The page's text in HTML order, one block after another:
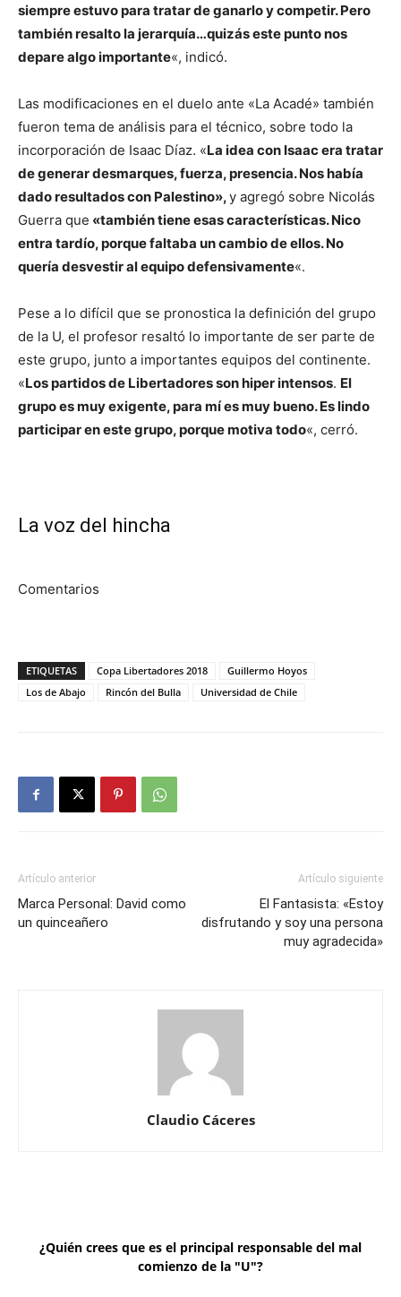
siempre estuvo para tratar de ganarlo y competir. Pero
también resalto la jerarquía…quizás este punto nos
depare algo importante«, indicó.
Las modificaciones en el duelo ante «La Acadé» también
fueron tema de análisis para el técnico, sobre todo la
incorporación de Isaac Díaz. «La idea con Isaac era tratar
de generar desmarques, fuerza, presencia. Nos había
dado resultados con Palestino»,y agregó sobre Nicolás
Guerra que «también tiene esas características. Nico
entra tardío, porque faltaba un cambio de ellos. No
quería desvestir al equipo defensivamente«.
Pese a lo difícil que se pronostica la definición del grupo
de la U, el profesor resaltó lo importante de ser parte de
este grupo, junto a importantes equipos del continente.
«Los partidos de Libertadores son hiper intensos. El
grupo es muy exigente, para mí es muy bueno. Es lindo
participar en este grupo, porque motiva todo«, cerró.
La voz del hincha
Comentarios
ETIQUETAS Copa Libertadores 2018
Guillermo Hoyos
Los de Abajo
Rincón del Bulla Universidad de Chile
Artículo anterior
Marca Personal: David como
un quinceañero
Artículo siguiente
El Fantasista: «Estoy
disfrutando y soy una persona
muy agradecida»
Claudio Cáceres
¿Quién crees que es el principal responsable del mal
comienzo de la "U"?